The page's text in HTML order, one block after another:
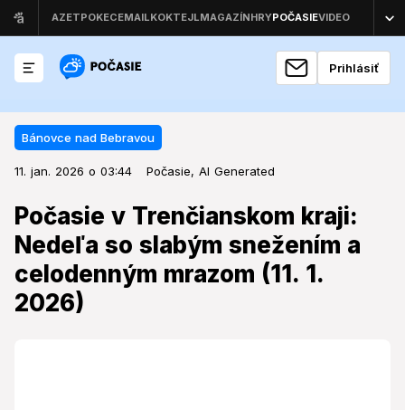
Prihlásiť
Bánovce nad Bebravou
11. jan. 2026 o 03:44 Počasie, AI Generated
Počasie v Trenčianskom kraji:
Nedeľa so slabým snežením a
celodenným mrazom (11. 1.
2026)
Bánovce nad Bebravou
Počasie v Trenčianskom kraji:
Nedeľa so slabým snežením a
celodenným mrazom (11. 1. 2026)
Predpoveď na nedeľu pre Trenčiansky kraj naznačuje
pokračovanie zimného charakteru počasia s nízkymi
teplotami a súvisiacimi meteorologickými výstrahami.